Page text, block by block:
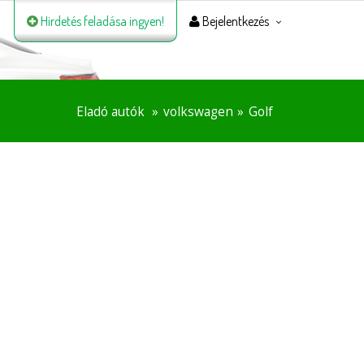
Hirdetés feladása ingyen! Bejelentkezés
Eladó autók volkswagen Golf